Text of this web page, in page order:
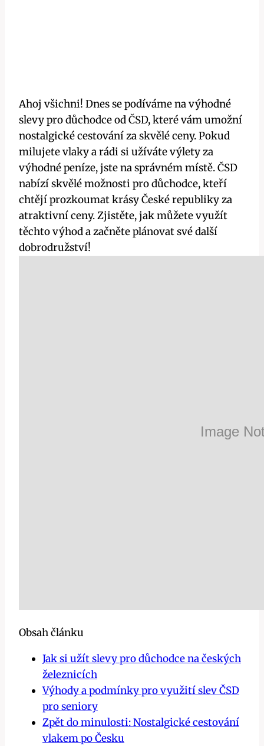
Ahoj všichni! Dnes se podíváme na výhodné
slevy pro důchodce od ČSD, které vám umožní
nostalgické cestování za skvělé ceny. Pokud
milujete vlaky a rádi si užíváte výlety za
výhodné peníze, jste na správném místě. ČSD
nabízí skvělé možnosti pro důchodce, kteří
chtějí prozkoumat krásy České republiky za
atraktivní ceny. Zjistěte, jak můžete využít
těchto výhod a začněte plánovat své další
dobrodružství!
Obsah článku
Jak si užít slevy pro důchodce na českých
železnicích
Výhody a podmínky pro využití slev ČSD
pro seniory
Zpět do minulosti: Nostalgické cestování
vlakem po Česku